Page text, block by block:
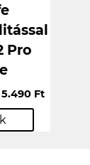
Pro
5.490 Ft